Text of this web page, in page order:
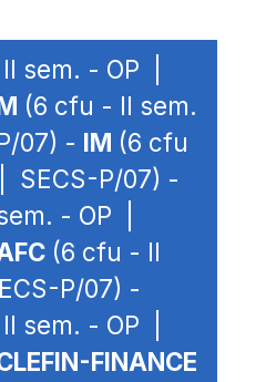
sem. - OP |
(6 cfu - II sem.
07) - IM (6 cfu
SECS-P/07) -
- OP |
(6 cfu - II
P/07) -
sem. - OP |
FINANCE